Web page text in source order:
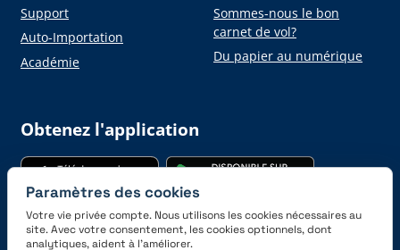
Support
Auto-Importation
Académie
Sommes-nous le bon
carnet de vol?
Du papier au numérique
Obtenez l'application
Paramètres des cookies
Votre vie privée compte. Nous utilisons les cookies nécessaires au
site. Avec votre consentement, les cookies optionnels, dont
analytiques, aident à l’améliorer.